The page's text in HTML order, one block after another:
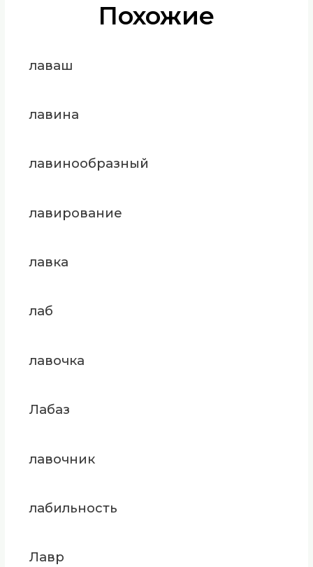
Похожие
лаваш
лавина
лавинообразный
лавирование
лавка
лаб
лавочка
Лабаз
лавочник
лабильность
Лавр